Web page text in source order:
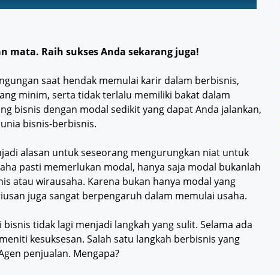
mata. Raih sukses Anda sekarang juga!
saat hendak memulai karir dalam berbisnis,
minim, serta tidak terlalu memiliki bakat dalam
bisnis dengan modal sedikit yang dapat Anda jalankan,
bisnis-berbisnis.
alasan untuk seseorang mengurungkan niat untuk
pasti memerlukan modal, hanya saja modal bukanlah
atau wirausaha. Karena bukan hanya modal yang
juga sangat berpengaruh dalam memulai usaha.
tidak lagi menjadi langkah yang sulit. Selama ada
kesuksesan. Salah satu langkah berbisnis yang
penjualan. Mengapa?